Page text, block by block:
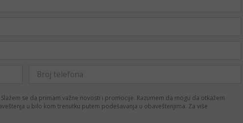
Slažem se da primam važne novosti i promocije. Razumem da mogu da otkažem
u bilo kom trenutku putem podešavanja u obaveštenjima. Za više